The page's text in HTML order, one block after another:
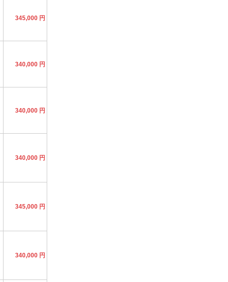
345,000 円
340,000 円
340,000 円
340,000 円
345,000 円
340,000 円